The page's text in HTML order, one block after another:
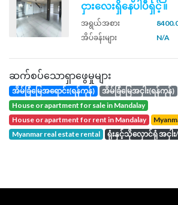
ငှားလေးရှိနေပါပီရှင့် ။
အရွယ်အစား
အိပ်ခန်းများ
N/A
ဆက်စပ်သောရှာဖွေမှုများ
အိမ်ခြံမြေအရောင်း(ရန်ကုန်)
အိမ်ခြံမြေအငှါး(ရန်ကုန်)
house or apartment for sale in Mandalay
house or apartment for rent in Mandalay
Myanmar real estate rental
ရုံးနှင့်သိုလှောင်ရုံ အငှါ